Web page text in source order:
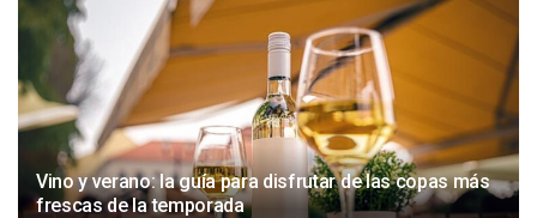
Vino y verano: la guía para disfrutar de las copas más
frescas de la temporada